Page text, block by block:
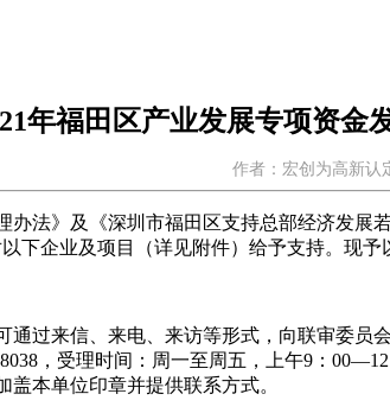
年福田区产业发展专项资金
作者：宏创为高新认
办法》及《深圳市福田区支持总部经济发
下企业及项目（详见附件）给予支持。现予
过来信、来电、来访等形式，向联审委员
，受理时间：周一至周五，上午9：
本单位印章并提供联系方式。